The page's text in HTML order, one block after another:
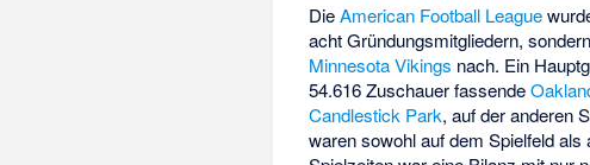
DieAmerican Football League
acht Gründungsmitgliedern,
Minnesota Vikings nach. Ein
54.616 Zuschauer fassende
Candlestick Park, auf der anderen
waren sowohl auf dem Spielfeld